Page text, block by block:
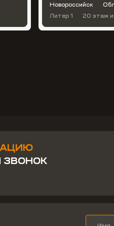
Новороссийск
Литер 1
20 этаж
ЗВОНОК